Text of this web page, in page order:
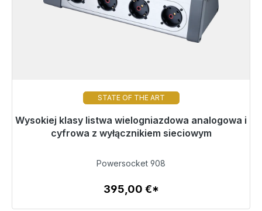
STATE OF THE ART
Wysokiej klasy listwa wielogniazdowa analogowa i
cyfrowa z wyłącznikiem sieciowym
Nie jest już dostępny
Szczegóły
Powersocket 908
395,00 €*